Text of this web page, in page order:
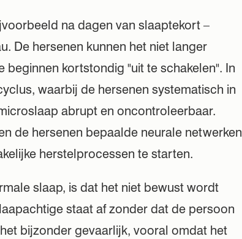
na dagen van slaaptekort –
De hersenen kunnen het niet langer
kortstondig "uit te schakelen". In
waarbij de hersenen systematisch in
abrupt en oncontroleerbaar.
de hersenen bepaalde neurale netwerken
herstelprocessen te starten.
slaap, is dat het niet bewust wordt
staat af zonder dat de persoon
bijzonder gevaarlijk, vooral omdat het